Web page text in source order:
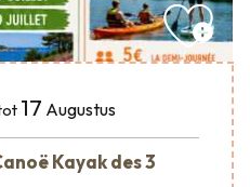
17 Augustus
Kayak des 3